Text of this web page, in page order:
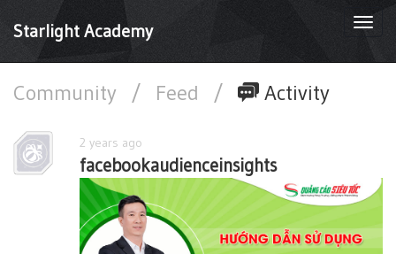
Starlight Academy
Community / Feed / Activity
2 years ago
facebookaudienceinsights